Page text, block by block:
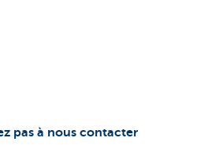
pas à nous contacter